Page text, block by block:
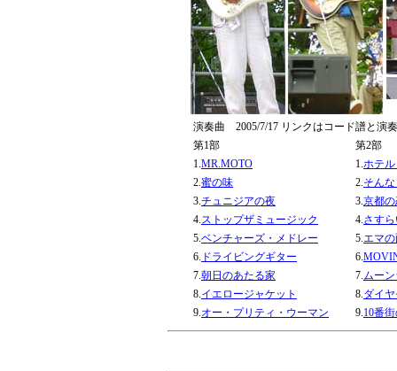
演奏曲 2005/7/17 リンクはコード譜と演奏
第1部
第2部
1.MR.MOTO 1.ホテ
2.蜜の味 2.そん
3.チュニジアの夜 3.京都
4.ストップザミュージック 4.さす
5.ベンチャーズ・メドレー 5.エマ
6. ドライビングギター 6.
7.朝日のあたる家 7.ムー
8.イエロージャケット 8.ダイ
9.オー・プリティ・ウーマン 9.10番